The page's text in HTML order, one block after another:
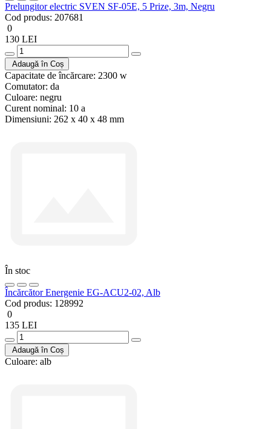
Prelungitor electric SVEN SF-05E, 5 Prize, 3m, Negru
Cod produs: 207681
0
130 LEI
Adaugă în Coș
Capacitate de încărcare: 2300 w
Comutator: da
Culoare: negru
Curent nominal: 10 a
Dimensiuni: 262 x 40 x 48 mm
În stoc
Încărcător Energenie EG-ACU2-02, Alb
Cod produs: 128992
0
135 LEI
Adaugă în Coș
Culoare: alb